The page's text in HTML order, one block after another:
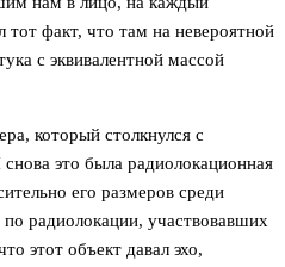
факт, что там на невероятной
с эквивалентной массой
который столкнулся с
это была радиолокационная
его размеров среди
радиолокации, участвовавших
этот объект давал эхо,